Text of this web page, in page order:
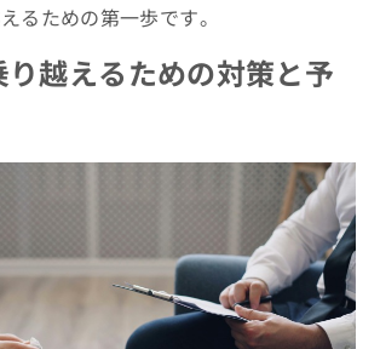
るための第一歩です。
越えるための対策と予